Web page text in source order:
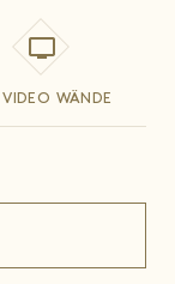
VIDEO WÄNDE